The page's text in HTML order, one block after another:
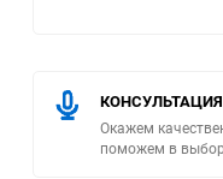
Климатическая
КОНСУЛЬТАЦИЯ
Окажем
поможем в